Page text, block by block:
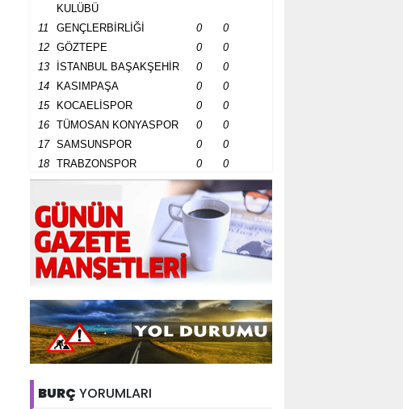
KULÜBÜ
11 GENÇLERBİRLİĞİ 0
0
12
GÖZTEPE 0
0
13
İSTANBUL BAŞAKŞEHİR 0
0
14
KASIMPAŞA 0
0
15
KOCAELİSPOR 0
0
16
TÜMOSAN KONYASPOR 0
0
17
SAMSUNSPOR 0
0
18
TRABZONSPOR 0 0
BURÇ YORUMLARI